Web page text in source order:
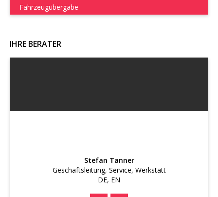
Fahrzeugübergabe
IHRE BERATER
Stefan Tanner
Geschäftsleitung, Service, Werkstatt
DE, EN